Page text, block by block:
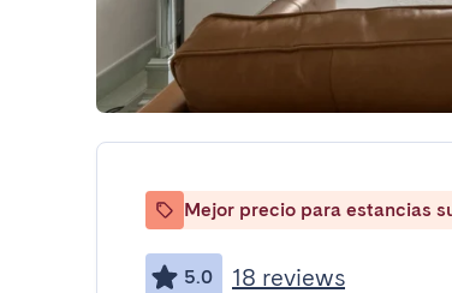
Mejor precio para estancias
5.0 18 reviews